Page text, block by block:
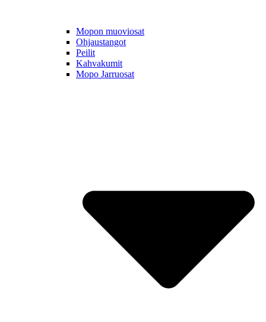
Mopon muoviosat
Ohjaustangot
Peilit
Kahvakumit
Mopo Jarruosat